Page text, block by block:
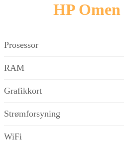
HP
Prosessor
RAM
Grafikkort
Strømforsyning
WiFi